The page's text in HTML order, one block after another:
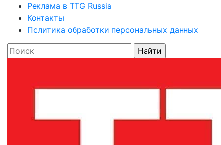
Реклама в TTG Russia
Контакты
Политика обработки персональных данных